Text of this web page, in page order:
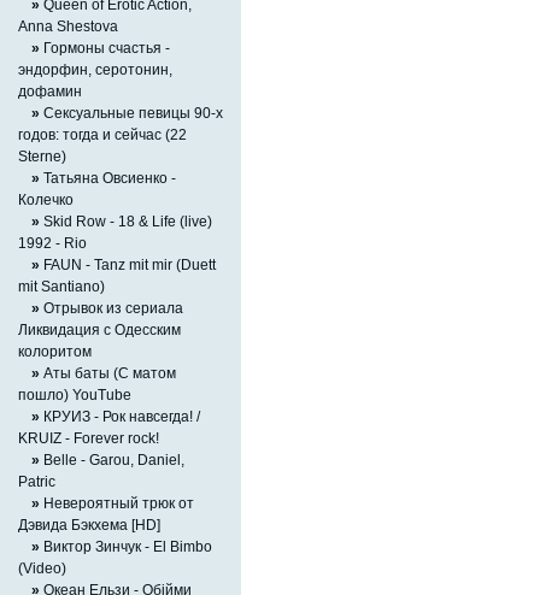
» Queen of Erotic Action,
Аnna Shestova
» Гормоны счастья -
эндорфин, серотонин,
дофамин
» Сексуальные певицы 90-х
годов: тогда и сейчас (22
Sterne)
» Татьяна Овсиенко -
Колечко
» Skid Row - 18 & Life (live)
1992 - Rio
» FAUN - Tanz mit mir (Duett
mit Santiano)
» Отрывок из сериала
Ликвидация с Одесским
колоритом
» Аты баты (С матом
пошло) YouTube
» КРУИЗ - Рок навсегда! /
KRUIZ - Forever rock!
» Belle - Garou, Daniel,
Patric
» Невероятный трюк от
Дэвида Бэкхема [HD]
» Виктор Зинчук - El Bimbo
(Video)
» Океан Ельзи - Обійми